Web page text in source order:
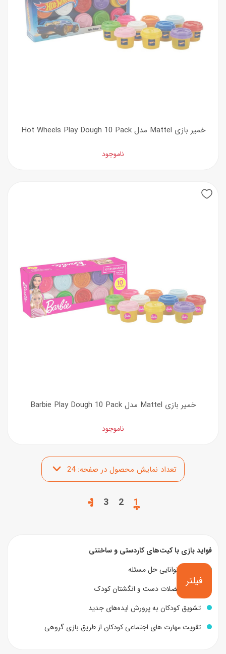
فیلتر
خمیر بازی Mattel مدل Hot Wheels Play Dough 10 Pack
ناموجود
خمیر بازی Mattel مدل Barbie Play Dough 10 Pack
ناموجود
1
2
3
فواید بازی با کیت‌های کاردستی و ساختنی
افزایش توانایی حل مسئله
تقویت عضلات دست و انگشتان کودک
تشویق کودکان به پرورش ایده‌های جدید
تقویت مهارت های اجتماعی کودکان از طریق بازی گروهی